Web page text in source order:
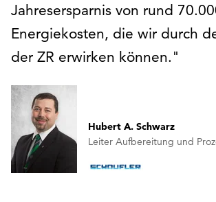
Jahresersparnis von rund
Energiekosten, die wir durch
der ZR erwirken können.
Hubert A. Schwarz
Leiter Aufbereitung und